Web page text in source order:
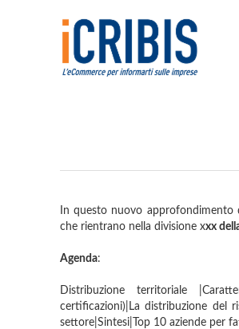
In questo nuovo
che rientrano nella divisione xxx
Agenda:
Distribuzione territoriale
certificazioni)|La distribuzione del
settore|Sintesi|Top 10 aziende per